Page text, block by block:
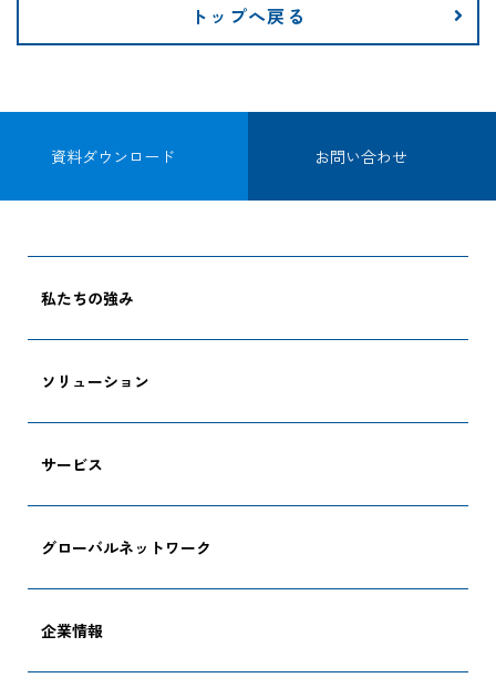
トップへ戻る
資料ダウンロード お問い合わせ
私たちの強み
ソリューション
サービス
グローバルネットワーク
企業情報